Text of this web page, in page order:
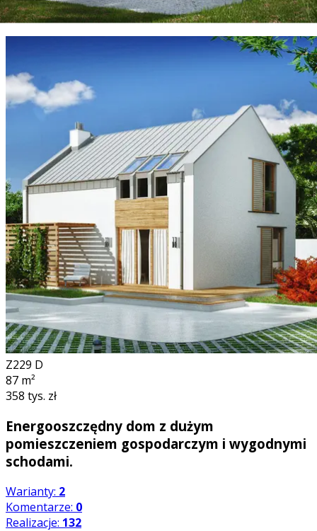
Z229 D
87 m²
358 tys. zł
Energooszczędny dom z dużym
pomieszczeniem gospodarczym i wygodnymi
schodami.
Warianty: 2
Komentarze: 0
Realizacje: 132